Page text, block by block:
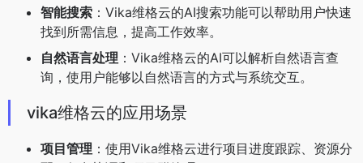
智能搜索 ：Vika维格云的AI搜索功能可以帮助用户快速
找到所需信息，提高工作效率。
自然语言处理 ：Vika维格云的AI可以解析自然语言查
询，使用户能够以自然语言的方式与系统交互。
vika维格云的应用场景
项目管理 ：使用Vika维格云进行项目进度跟踪、资源分